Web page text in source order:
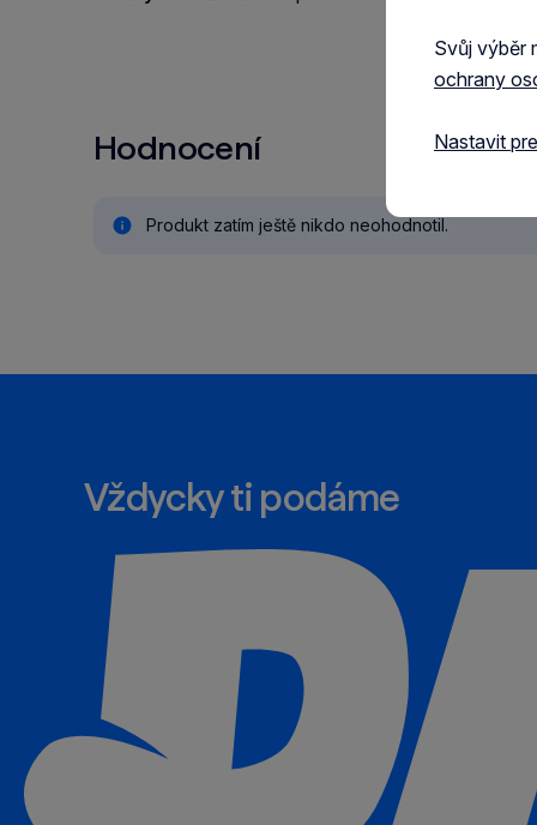
Hodnocení
Produkt zatím ještě nikdo neohodnotil.
Vždycky ti podáme
Svůj výběr
ochrany
Nastavit